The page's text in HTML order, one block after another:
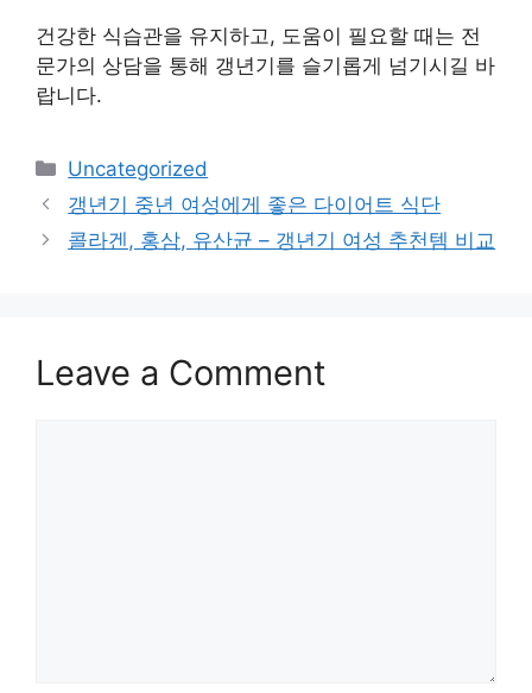
건강한 식습관을 유지하고, 도움이 필요할 때는 전
문가의 상담을 통해 갱년기를 슬기롭게 넘기시길 바
랍니다.
Categories
Uncategorized
갱년기 중년 여성에게 좋은 다이어트 식단
콜라겐, 홍삼, 유산균 – 갱년기 여성 추천템 비교
Leave a Comment